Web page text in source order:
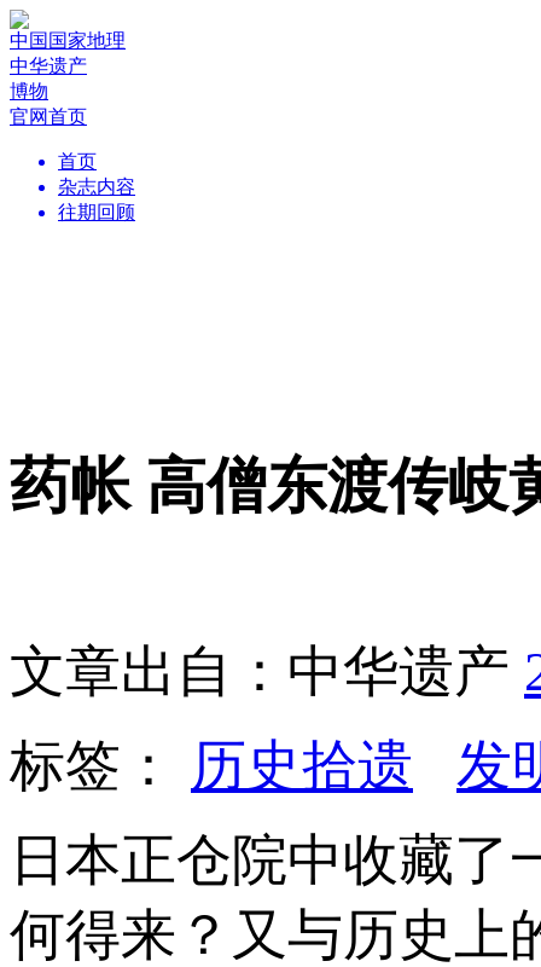
中国国家地理
中华遗产
博物
官网首页
首页
杂志内容
往期回顾
药帐 高僧东渡传岐
文章出自：中华遗产
标签： 历史拾遗
发
日本正仓院中收藏
何得来？又与历史上